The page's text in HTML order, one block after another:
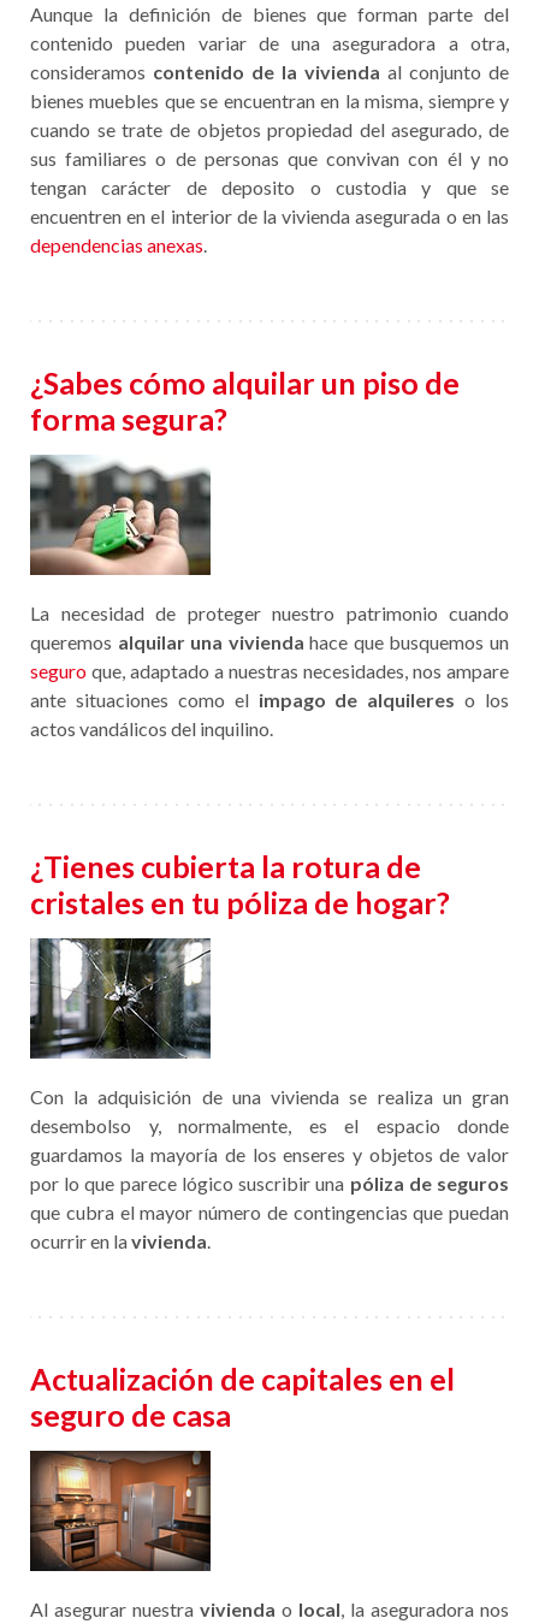
Aunque la definición de bienes que forman parte del
contenido pueden variar de una aseguradora a otra,
consideramos contenido de la vivienda al conjunto de
bienes muebles que se encuentran en la misma, siempre y
cuando se trate de objetos propiedad del asegurado, de
sus familiares o de personas que convivan con él y no
tengan carácter de deposito o custodia y que se
encuentren en el interior de la vivienda asegurada o en las
dependencias anexas
¿Sabes cómo alquilar un piso de
forma segura?
La necesidad de proteger nuestro patrimonio cuando
queremos alquilar una vivienda hace que busquemos un
seguro que, adaptado a nuestras necesidades, nos ampare
ante situaciones como el impago de alquileres o los
actos vandálicos del inquilino.
¿Tienes cubierta la rotura de
cristales en tu póliza de hogar?
Con la adquisición de una vivienda se realiza un gran
desembolso y, normalmente, es el espacio donde
guardamos la mayoría de los enseres y objetos de valor
por lo que parece lógico suscribir una póliza de seguros
que cubra el mayor número de contingencias que puedan
ocurrir en lavivienda
Actualización de capitales en el
seguro de casa
Al asegurar nuestra vivienda o local , la aseguradora nos